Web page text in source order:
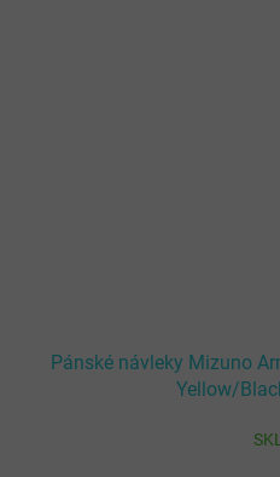
Pánské návleky Mizuno
Yellow/